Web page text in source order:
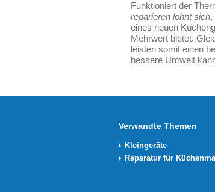
Funktioniert der
reparieren lohnt sich,
eines neuen
Mehrwert bietet.
leisten somit einen
bessere Umwelt
Verwandte Themen
Kleingeräte
Reparatur für